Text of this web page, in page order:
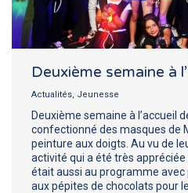
Deuxième semaine à
Actualités, Jeunesse
Deuxième semaine à l’accueil
confectionné des masques de
peinture aux doigts. Au vu de
activité qui a été très
était aussi au programme
aux pépites de chocolats pour